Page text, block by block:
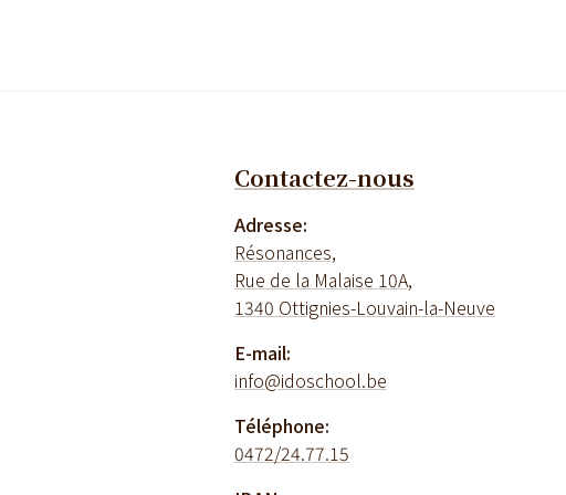
Contactez-nous
Adresse:
Résonances,
Rue de la Malaise 10A,
1340 Ottignies-Louvain-la-Neuve
E-mail:
info@idoschool.be
Téléphone:
0472/24.77.15